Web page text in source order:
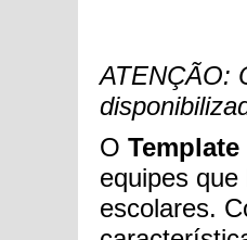
ATENÇÃO:
O
equipes
escolares.